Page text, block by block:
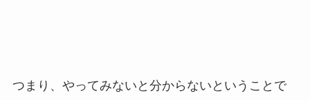
つまり、やってみないと分からないということで